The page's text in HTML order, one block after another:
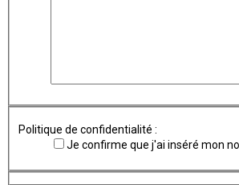
Politique de confidentialité :
Je confirme que j'ai inséré mon